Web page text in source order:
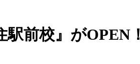
前校』がOPEN！